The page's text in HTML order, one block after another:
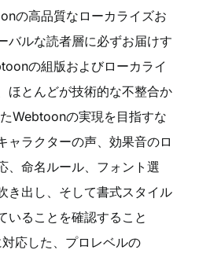
の高品質なローカライズお
バルな読者層に必ずお届けす
の組版およびローカライ
ほとんどが技術的な不整合か
Webtoonの実現を目指すな
ャラクターの声、効果音のロ
、命名ルール、フォント選
き出し、そして書式スタイル
いることを確認すること
応した、プロレベルの